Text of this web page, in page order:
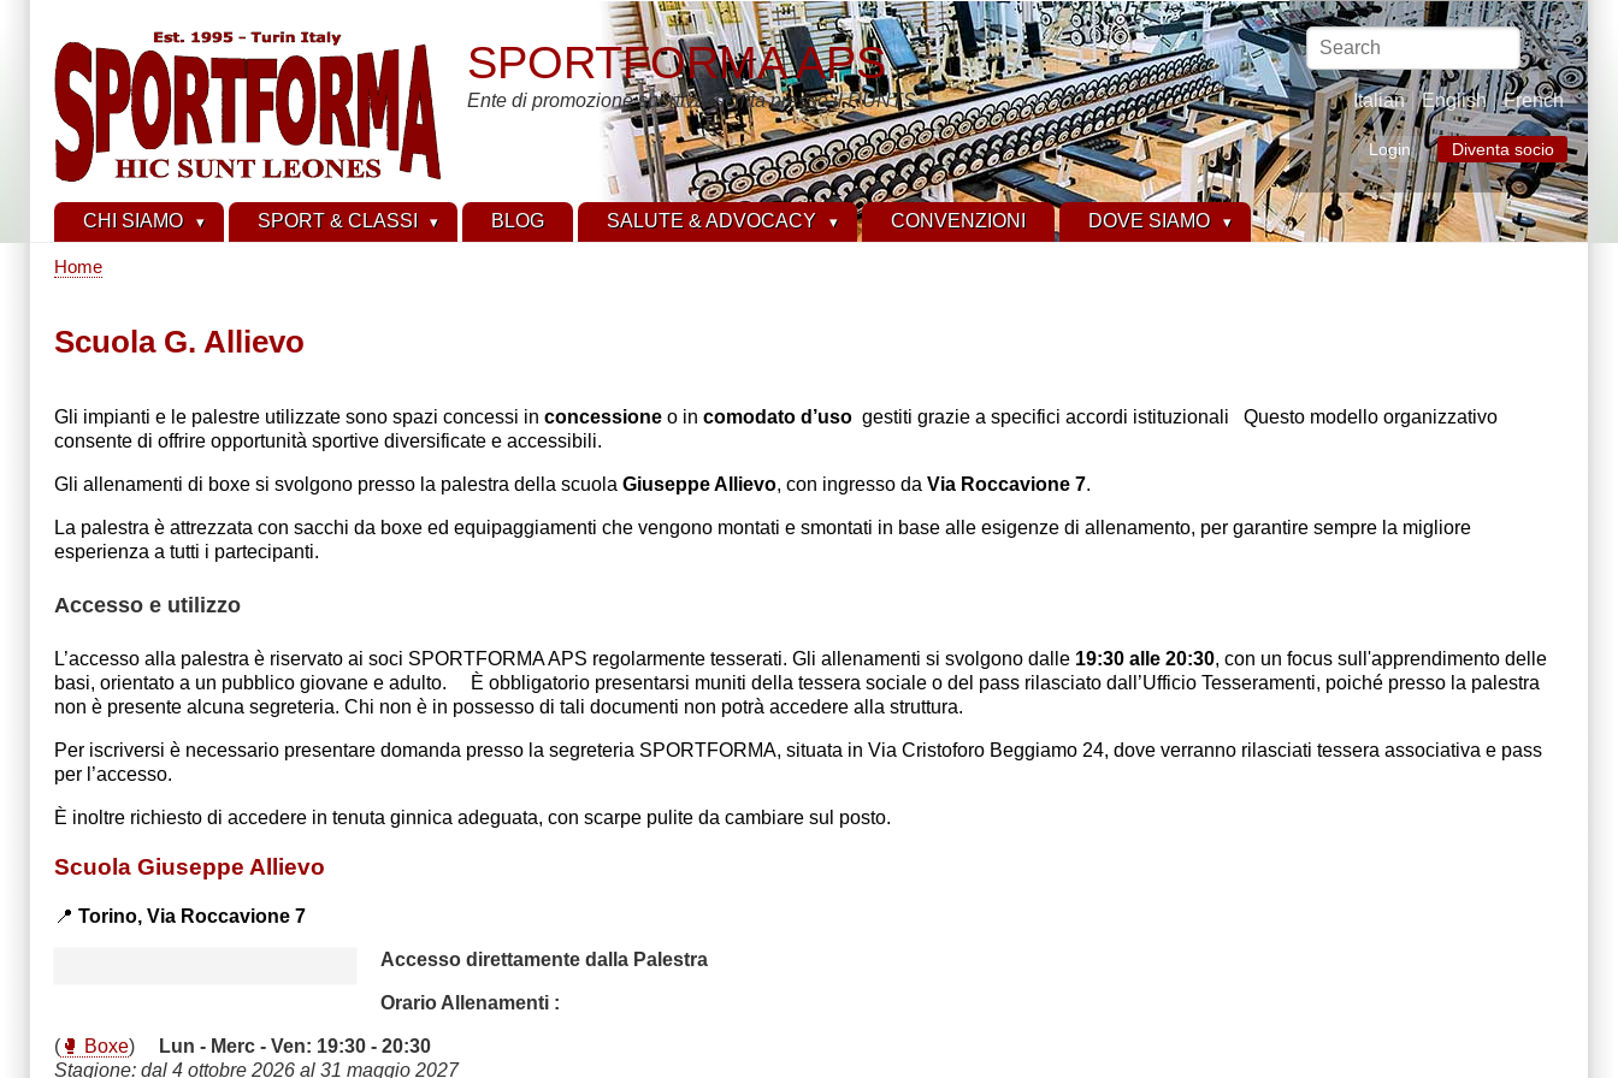
content
Search
Italian English French
Login Diventa socio
SPORTFORMA APS
Ente di promozione sportiva iscritta presso il RUNTS
CHI SIAMO SPORT & CLASSI BLOG SALUTE & ADVOCACY CONVENZIONI DOVE SIAMO
Home
Scuola G. Allievo
Gli impianti e le palestre utilizzate sono spazi concessi in concessione o in comodato d’uso gestiti grazie a specifici accordi istituzionali Questo modello organizzativo
consente di offrire opportunità sportive diversificate e accessibili.
Gli allenamenti di boxe si svolgono presso la palestra della scuola Giuseppe Allievo, con ingresso da Via Roccavione 7.
La palestra è attrezzata con sacchi da boxe ed equipaggiamenti che vengono montati e smontati in base alle esigenze di allenamento, per garantire sempre la migliore
esperienza a tutti i partecipanti.
Accesso e utilizzo
L’accesso alla palestra è riservato ai soci SPORTFORMA APS regolarmente tesserati. Gli allenamenti si svolgono dalle 19:30 alle 20:30, con un focus sull'apprendimento delle
basi, orientato a un pubblico giovane e adulto. È obbligatorio presentarsi muniti della tessera sociale o del pass rilasciato dall’Ufficio Tesseramenti, poiché presso la palestra
non è presente alcuna segreteria. Chi non è in possesso di tali documenti non potrà accedere alla struttura.
Per iscriversi è necessario presentare domanda presso la segreteria SPORTFORMA, situata in Via Cristoforo Beggiamo 24, dove verranno rilasciati tessera associativa e pass
per l’accesso.
È inoltre richiesto di accedere in tenuta ginnica adeguata, con scarpe pulite da cambiare sul posto.
Scuola Giuseppe Allievo
📍 Torino, Via Roccavione 7
Accesso direttamente dalla Palestra
Orario Allenamenti :
( 🥊 Boxe)
Lun - Merc - Ven: 19:30 - 20:30
Stagione: dal 4 ottobre 2026 al 31 maggio 2027